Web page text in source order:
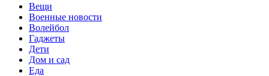
Вещи
Военные новости
Волейбол
Гаджеты
Дети
Дом и сад
Еда